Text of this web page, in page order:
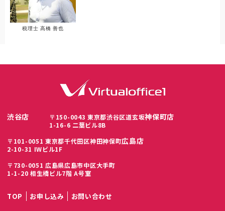
税理士 高橋 善也
渋谷店
〒150-0043 東京都渋谷区道玄坂
1-16-6 二葉ビル8B
神保町店
〒101-0051 東京都千代田区神田神保町
2-10-31 IWビル1F
広島店
〒730-0051 広島県広島市中区大手町
1-1-20 相生橋ビル7階 A号室
TOP お申し込み お問い合わせ